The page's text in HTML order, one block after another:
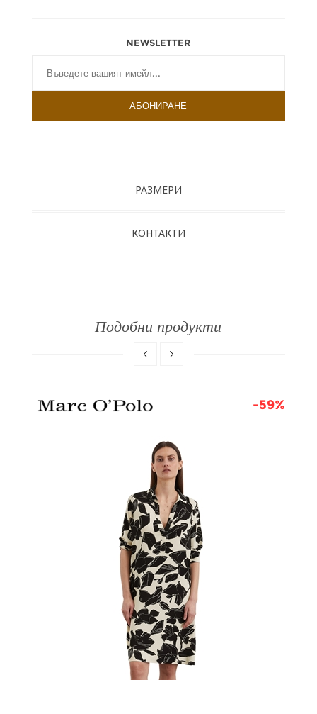
NEWSLETTER
РАЗМЕРИ
КОНТАКТИ
Подобни продукти
-59%